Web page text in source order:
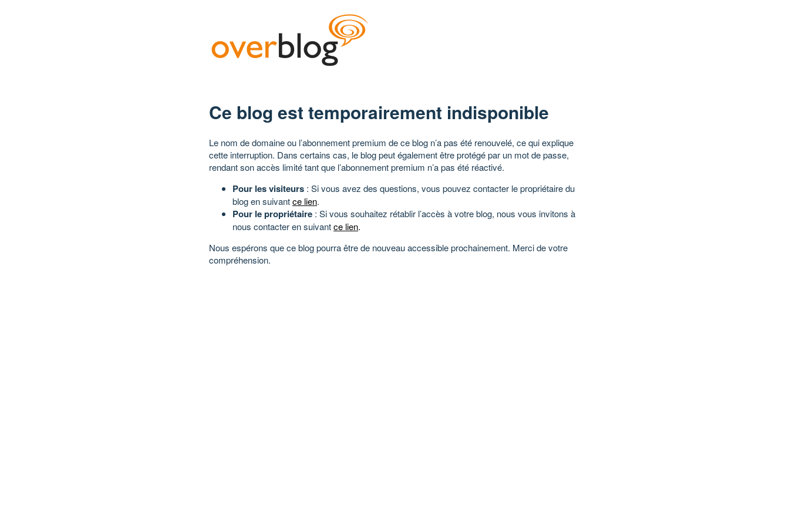
Ce blog est temporairement indisponible
Le nom de domaine ou l’abonnement premium de ce blog n’a pas été renouvelé, ce qui explique
cette interruption. Dans certains cas, le blog peut également être protégé par un mot de passe,
rendant son accès limité tant que l’abonnement premium n’a pas été réactivé.
Pour les visiteurs : Si vous avez des questions, vous pouvez contacter le propriétaire du
blog en suivantce lien.
Pour le propriétaire : Si vous souhaitez rétablir l’accès à votre blog, nous vous invitons à
nous contacter en suivantce lien.
Nous espérons que ce blog pourra être de nouveau accessible prochainement. Merci de votre
compréhension.